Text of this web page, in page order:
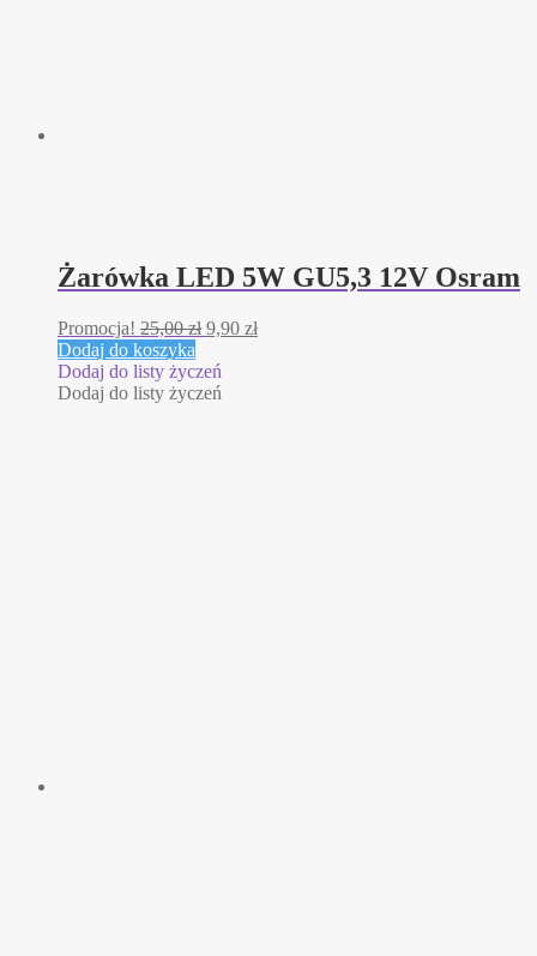
Żarówka LED 5W GU5,3 12V Osram
Promocja! 25,00zł Pierwotna
wynosiła:
25,00 zł.
9,90 złAktualna
Dodaj do koszyka
Dodaj do listy życzeń
Dodaj do listy życzeń